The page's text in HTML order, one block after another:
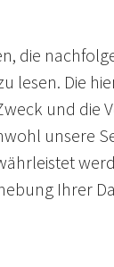
die
lesen. Die
und die
unsere
Ihrer